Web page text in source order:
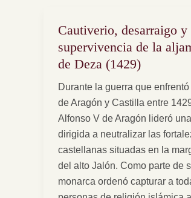
Cautiverio, desarraigo y
supervivencia de la
de Deza (1429)
Durante la guerra que
de Aragón y Castilla entre
Alfonso V de Aragón lideró
dirigida a neutralizar las
castellanas situadas en la
del alto Jalón. Como parte de
monarca ordenó capturar a
Cautiverio,
desarraigo
y
de
la
aljama
mudéjar
de
Deza
(1429)